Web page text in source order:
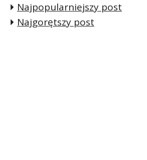
Najpopularniejszy post
Najgorętszy post